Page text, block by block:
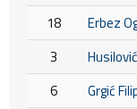
18
Erbez
3
6 Grgić